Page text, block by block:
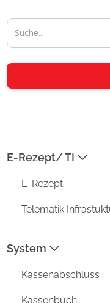
E-Rezept/ TI
E-Rezept
Telematik
System
Kassenabschluss
Kassenbuch